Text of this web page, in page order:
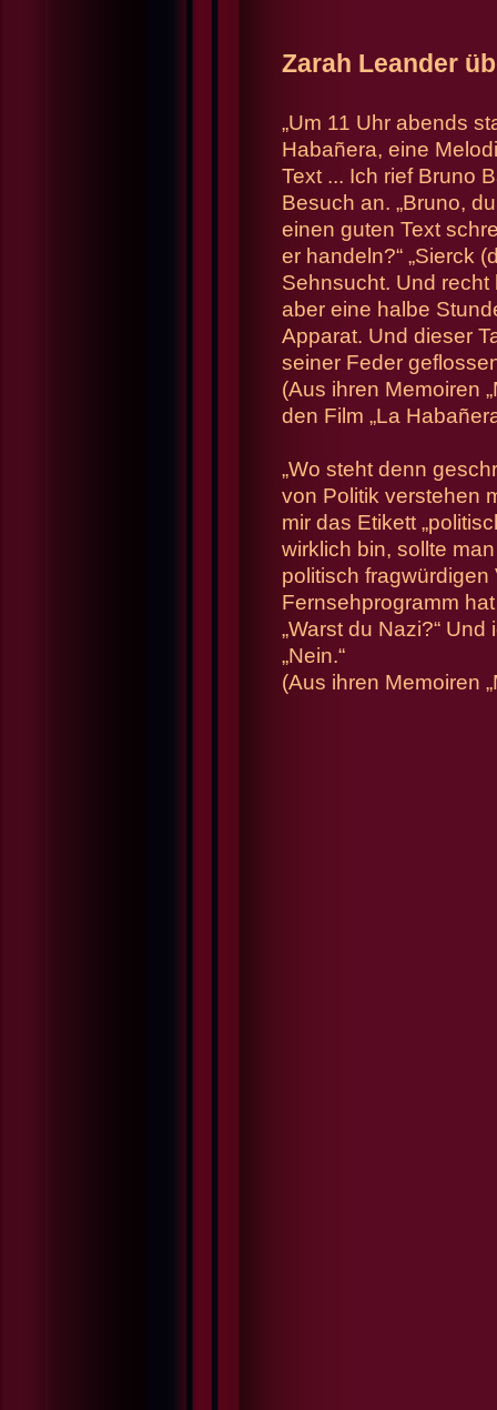
Zarah Leander
„Um 11 Uhr abends
Habañera, eine
Text ... Ich rief Bruno
Besuch an. „Bruno,
einen guten Text
er handeln?“ „Sierck
Sehnsucht. Und recht
aber eine halbe
Apparat. Und dieser
seiner Feder
(Aus ihren Memoiren
den Film „La
„Wo steht denn
von Politik verstehen
mir das Etikett
wirklich bin, sollte
politisch
Fernsehprogramm
„Warst du Nazi?“
„Nein.“
(Aus ihren Memoiren